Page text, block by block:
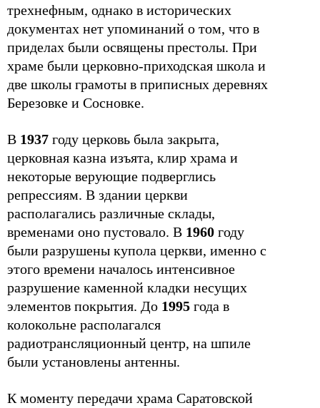
трехнефным, однако в исторических
документах нет упоминаний о том, что в
приделах были освящены престолы. При
храме были церковно-приходская школа и
две школы грамоты в приписных деревнях
Березовке и Сосновке.
В 1937 году церковь была закрыта,
церковная казна изъята, клир храма и
некоторые верующие подверглись
репрессиям. В здании церкви
располагались различные склады,
временами оно пустовало. В 1960 году
были разрушены купола церкви, именно с
этого времени началось интенсивное
разрушение каменной кладки несущих
элементов покрытия. До 1995 года в
колокольне располагался
радиотрансляционный центр, на шпиле
были установлены антенны.
К моменту передачи храма Саратовской